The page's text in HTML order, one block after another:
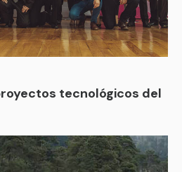
tecnológicos del